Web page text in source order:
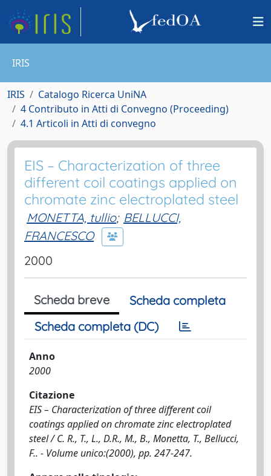
IRIS
IRIS
Catalogo Ricerca UniNA
4 Contributo in Atti di Convegno (Proceeding)
4.1 Articoli in Atti di convegno
EIS – Characterization of three
different coil coatings applied on
chromate zinc electroplated steel
MONETTA, tullio; BELLUCCI,
FRANCESCO
2000
Scheda breve
Scheda completa
Scheda completa (DC)
Anno
2000
Citazione
EIS – Characterization of three different coil
coatings applied on chromate zinc electroplated
steel / C. R., T., L., D.R., M., B., Monetta, T., Bellucci,
F.. - Volume unico:(2000), pp. 247-247.